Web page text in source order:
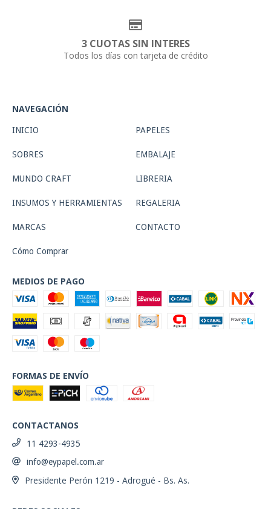
3 CUOTAS SIN INTERES
Todos los días con tarjeta de crédito
NAVEGACIÓN
INICIO PAPELES
SOBRES EMBALAJE
MUNDO CRAFT LIBRERIA
INSUMOS Y HERRAMIENTAS REGALERIA
MARCAS CONTACTO
Cómo Comprar
MEDIOS DE PAGO
FORMAS DE ENVÍO
CONTACTANOS
11 4293-4935
info@eypapel.com.ar
Presidente Perón 1219 - Adrogué - Bs. As.